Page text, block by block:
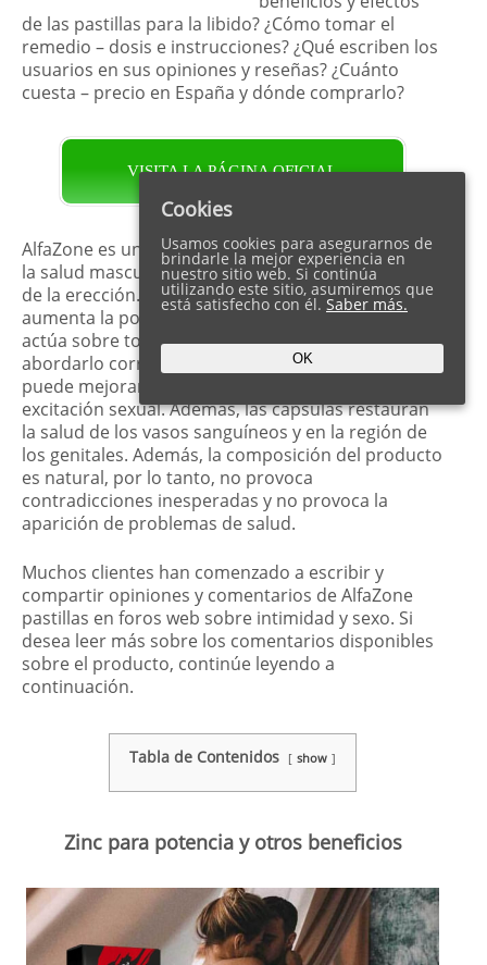
de las pastillas para la libido? ¿Cómo tomar el
remedio – dosis e instrucciones? ¿Qué escriben los
usuarios en sus opiniones y reseñas? ¿Cuánto
cuesta – precio en España y dónde comprarlo?
VISITA LA PÁGINA OFICIAL
AlfaZone es un complejo confiable y completo para
la salud masculina, la libido estable y el aumento
de la erección. El suplemento original no solo
aumenta la potencia sexual sino que también
actúa sobre todo el sistema reproductivo al
abordarlo correctamente. Es por eso que AlfaZone
puede mejorar la transmisibilidad de las señales de
excitación sexual. Además, las cápsulas restauran
la salud de los vasos sanguíneos y en la región de
los genitales. Además, la composición del producto
es natural, por lo tanto, no provoca
contradicciones inesperadas y no provoca la
aparición de problemas de salud.
Muchos clientes han comenzado a escribir y
compartir opiniones y comentarios de AlfaZone
pastillas en foros web sobre intimidad y sexo. Si
desea leer más sobre los comentarios disponibles
sobre el producto, continúe leyendo a
continuación.
Tabla de Contenidos show
Zinc para potencia y otros beneficios
Cookies
Usamos cookies para asegurarnos de
brindarle la mejor experiencia en
nuestro sitio web. Si continúa
utilizando este sitio, asumiremos que
está satisfecho con él. Saber más.
OK